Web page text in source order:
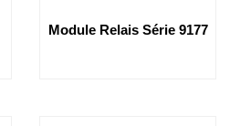
Module Relais Série 9177